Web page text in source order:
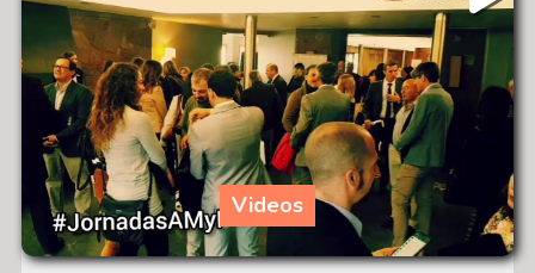
Videos